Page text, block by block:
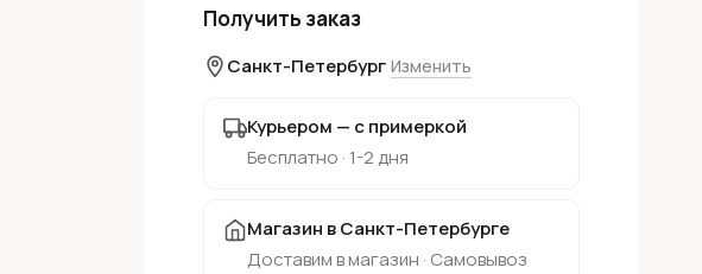
Получить заказ
Санкт-Петербург Изменить
Курьером — с примеркой
Бесплатно · 1-2 дня
Магазин в Санкт-Петербурге
Доставим в магазин · Самовывоз